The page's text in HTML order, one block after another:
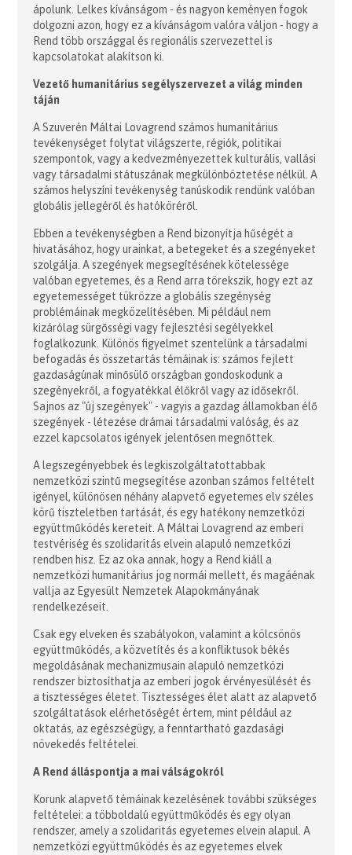
ápolunk. Lelkes kívánságom - és nagyon keményen fogok
dolgozni azon, hogy ez a kívánságom valóra váljon - hogy a
Rend több országgal és regionális szervezettel is
kapcsolatokat alakítson ki.
Vezető humanitárius segélyszervezet a világ minden
táján
A Szuverén Máltai Lovagrend számos humanitárius
tevékenységet folytat világszerte, régiók, politikai
szempontok, vagy a kedvezményezettek kulturális, vallási
vagy társadalmi státuszának megkülönböztetése nélkül. A
számos helyszíni tevékenység tanúskodik rendünk valóban
globális jellegéről és hatóköréről.
Ebben a tevékenységben a Rend bizonyítja hűségét a
hivatásához, hogy urainkat, a betegeket és a szegényeket
szolgálja. A szegények megsegítésének kötelessége
valóban egyetemes, és a Rend arra törekszik, hogy ezt az
egyetemességet tükrözze a globális szegénység
problémáinak megközelítésében. Mi például nem
kizárólag sürgősségi vagy fejlesztési segélyekkel
foglalkozunk. Különös figyelmet szentelünk a társadalmi
befogadás és összetartás témáinak is: számos fejlett
gazdaságúnak minősülő országban gondoskodunk a
szegényekről, a fogyatékkal élőkről vagy az idősekről.
Sajnos az "új szegények" - vagyis a gazdag államokban élő
szegények - létezése drámai társadalmi valóság, és az
ezzel kapcsolatos igények jelentősen megnőttek.
A legszegényebbek és legkiszolgáltatottabbak
nemzetközi szintű megsegítése azonban számos feltételt
igényel, különösen néhány alapvető egyetemes elv széles
körű tiszteletben tartását, és egy hatékony nemzetközi
együttműködés kereteit. A Máltai Lovagrend az emberi
testvériség és szolidaritás elvein alapuló nemzetközi
rendben hisz. Ez az oka annak, hogy a Rend kiáll a
nemzetközi humanitárius jog normái mellett, és magáénak
vallja az Egyesült Nemzetek Alapokmányának
rendelkezéseit.
Csak egy elveken és szabályokon, valamint a kölcsönös
együttműködés, a közvetítés és a konfliktusok békés
megoldásának mechanizmusain alapuló nemzetközi
rendszer biztosíthatja az emberi jogok érvényesülését és
a tisztességes életet. Tisztességes élet alatt az alapvető
szolgáltatások elérhetőségét értem, mint például az
oktatás, az egészségügy, a fenntartható gazdasági
növekedés feltételei.
A Rend álláspontja a mai válságokról
Korunk alapvető témáinak kezelésének további szükséges
feltételei: a többoldalú együttműködés és egy olyan
rendszer, amely a szolidaritás egyetemes elvein alapul. A
nemzetközi együttműködés és az egyetemes elvek